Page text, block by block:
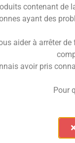
capture
à la fraîcheur
une expérience
E-liquide
contenant de
ayant des
aider à arrêter
avoir pris
Pour